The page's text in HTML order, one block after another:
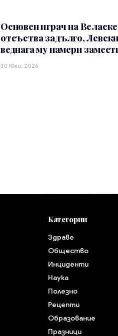
Основен играч на
отсъства задълго, Левски
веднага му намери
30 Юли, 2026
Категории
Здраве
Общество
Инциденти
Наука
Полезно
Рецепти
Образование
Празници